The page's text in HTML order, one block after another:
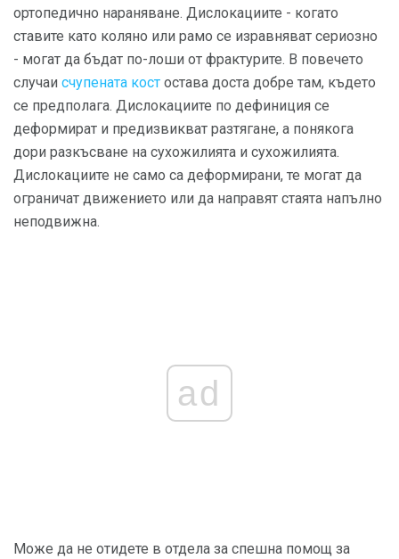
ортопедично нараняване. Дислокациите - когато
ставите като коляно или рамо се изравняват сериозно
- могат да бъдат по-лоши от фрактурите. В повечето
случаи счупената кост остава доста добре там, където
се предполага. Дислокациите по дефиниция се
деформират и предизвикват разтягане, а понякога
дори разкъсване на сухожилията и сухожилията.
Дислокациите не само са деформирани, те могат да
ограничат движението или да направят стаята напълно
неподвижна.
ad
Може да не отидете в отдела за спешна помощ за